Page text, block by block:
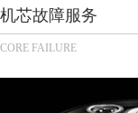
机芯故障服务
CORE FAILURE